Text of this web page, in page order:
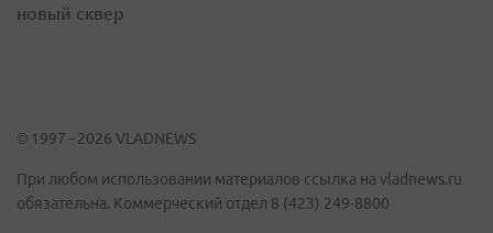
новый сквер
© 1997 - 2026 VLADNEWS
При любом использовании материалов ссылка на vladnews.ru
обязательна. Коммерческий отдел 8 (423) 249-8800